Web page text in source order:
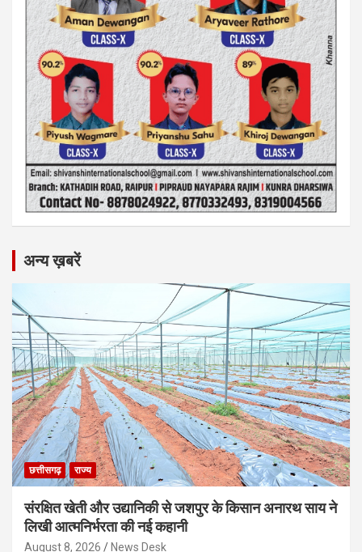
अन्य ख़बरें
छत्तीसगढ़ राज्य
संरक्षित खेती और उद्यानिकी से जशपुर के किसान अनारथ साय ने
लिखी आत्मनिर्भरता की नई कहानी
August 8, 2026 News Desk